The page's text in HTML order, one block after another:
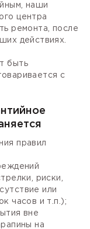
наши
центра
ремонта, после
действиях.
быть
с
правил
риски,
или
часов и т.п.);
вне
на